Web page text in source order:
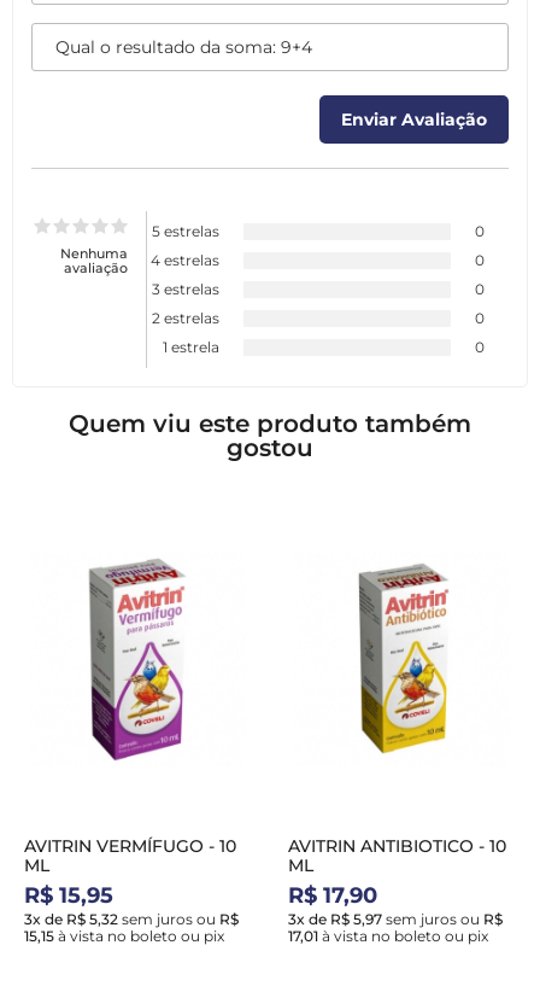
Nenhuma
avaliação
5 estrelas
0
4 estrelas
0
3 estrelas
0
2 estrelas
0
1 estrela
0
Quem viu este produto também
gostou
AVITRIN VERMÍFUGO - 10
ML
R$ 15,95
3x de R$ 5,32 sem juros ou R$
15,15 à vista no boleto ou pix
AVITRIN ANTIBIOTICO - 10
ML
R$ 17,90
3x de R$ 5,97 sem juros ou R$
17,01 à vista no boleto ou pix